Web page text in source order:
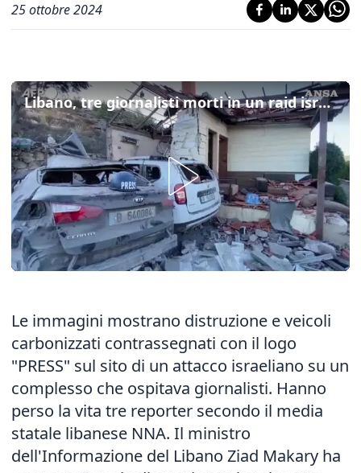
25 ottobre 2024
Libano, tre giornalisti morti in un raid israeliano su Hasbaya
Le immagini mostrano distruzione e veicoli
carbonizzati contrassegnati con il logo
"PRESS" sul sito di un attacco israeliano su un
complesso che ospitava giornalisti. Hanno
perso la vita tre reporter secondo il media
statale libanese NNA. Il ministro
dell'Informazione del Libano Ziad Makary ha